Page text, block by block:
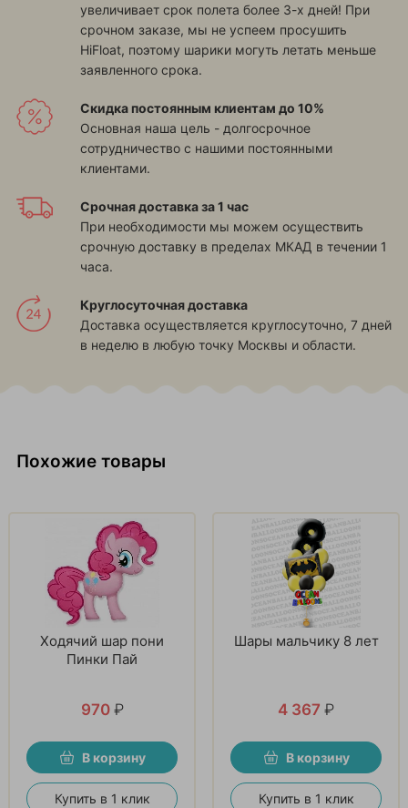
увеличивает срок полета более 3-х дней! При
срочном заказе, мы не успеем просушить
HiFloat, поэтому шарики могуть летать меньше
заявленного срока.
Скидка постоянным клиентам до 10%
Основная наша цель - долгосрочное
сотрудничество с нашими постоянными
клиентами.
Срочная доставка за 1 час
При необходимости мы можем осуществить
срочную доставку в пределах МКАД в течении 1
часа.
Круглосуточная доставка
Доставка осуществляется круглосуточно, 7 дней
в неделю в любую точку Москвы и области.
Похожие товары
Ходячий шар пони
Пинки Пай
970 ₽
В корзину
Купить в 1 клик
Шары мальчику 8 лет
4 367 ₽
В корзину
Купить в 1 клик